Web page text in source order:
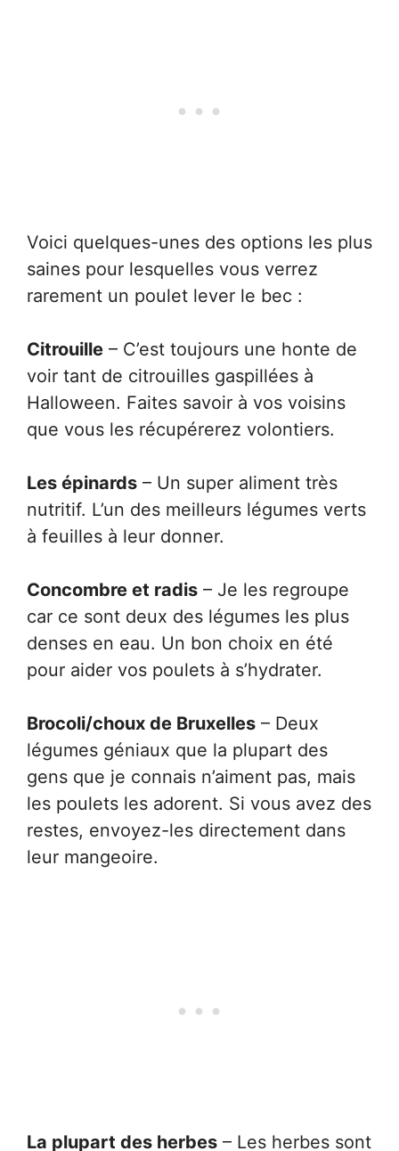
Voici quelques-unes des options les plus
saines pour lesquelles vous verrez
rarement un poulet lever le bec :
Citrouille – C’est toujours une honte de
voir tant de citrouilles gaspillées à
Halloween. Faites savoir à vos voisins
que vous les récupérerez volontiers.
Les épinards – Un super aliment très
nutritif. L’un des meilleurs légumes verts
à feuilles à leur donner.
Concombre et radis – Je les regroupe
car ce sont deux des légumes les plus
denses en eau. Un bon choix en été
pour aider vos poulets à s’hydrater.
Brocoli/choux de Bruxelles – Deux
légumes géniaux que la plupart des
gens que je connais n’aiment pas, mais
les poulets les adorent. Si vous avez des
restes, envoyez-les directement dans
leur mangeoire.
La plupart des herbes – Les herbes sont